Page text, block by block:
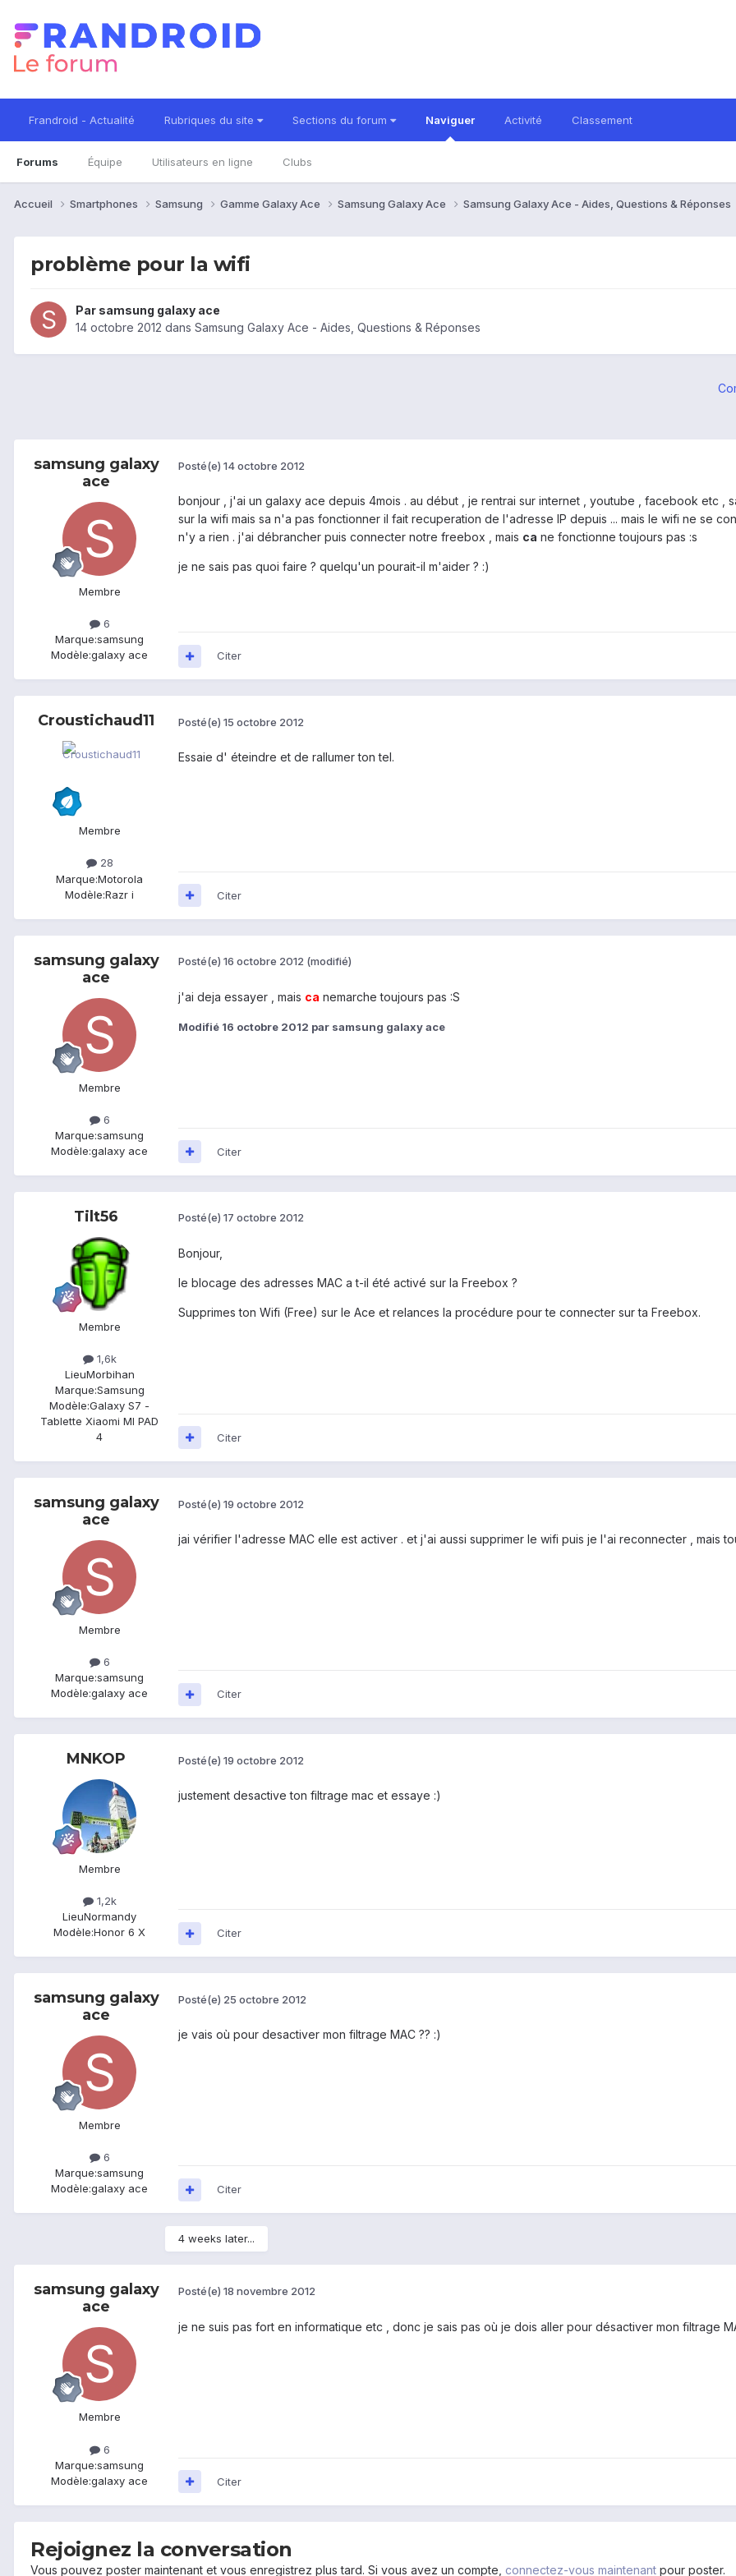
Frandroid - Actualité Rubriques du site Sections du forum Naviguer
Forums Équipe Utilisateurs en ligne Clubs
Activité Classement
Accueil Smartphones Samsung Gamme Galaxy Ace Samsung Galaxy Ace Samsung Galaxy Ace - Aides, Questions & Réponses
problème pour la wifi
Par samsung galaxy ace
14 octobre 2012 dans Samsung Galaxy Ace - Aides, Questions & Réponses
samsung galaxy
ace
Membre
6
Marque:samsung
Modèle:galaxy ace
Posté(e) 14 octobre 2012
bonjour , j'ai un galaxy ace depuis 4mois . au début , je rentrai sur internet , youtube , facebook etc ,
sur la wifi mais sa n'a pas fonctionner il fait recuperation de l'adresse IP depuis ... mais le wifi ne se
n'y a rien . j'ai débrancher puis connecter notre freebox , mais ca ne fonctionne toujours pas :s
je ne sais pas quoi faire ? quelqu'un pourait-il m'aider ? :)
Citer
Croustichaud11
Membre
28
Marque:Motorola
Modèle:Razr i
Posté(e) 15 octobre 2012
Essaie d' éteindre et de rallumer ton tel.
Citer
samsung galaxy
ace
Membre
6
Marque:samsung
Modèle:galaxy ace
Posté(e) 16 octobre 2012 (modifié)
j'ai deja essayer , mais ca nemarche toujours pas :S
Modifié 16 octobre 2012 par samsung galaxy ace
Citer
Tilt56
Membre
1,6k
LieuMorbihan
Marque:Samsung
Modèle:Galaxy S7 -
Tablette Xiaomi MI PAD
4
Posté(e) 17 octobre 2012
Bonjour,
le blocage des adresses MAC a t-il été activé sur la Freebox ?
Supprimes ton Wifi (Free) sur le Ace et relances la procédure pour te connecter sur ta Freebox.
Citer
samsung galaxy
ace
Membre
6
Marque:samsung
Modèle:galaxy ace
Posté(e) 19 octobre 2012
jai vérifier l'adresse MAC elle est activer . et j'ai aussi supprimer le wifi puis je l'ai reconnecter , mais
Citer
MNKOP
Membre
1,2k
LieuNormandy
Modèle:Honor 6 X
Posté(e) 19 octobre 2012
justement desactive ton filtrage mac et essaye :)
Citer
samsung galaxy
ace
Membre
6
Marque:samsung
Modèle:galaxy ace
Posté(e) 25 octobre 2012
je vais où pour desactiver mon filtrage MAC ?? :)
Citer
4 weeks later...
samsung galaxy
ace
Membre
6
Marque:samsung
Modèle:galaxy ace
Posté(e) 18 novembre 2012
je ne suis pas fort en informatique etc , donc je sais pas où je dois aller pour désactiver mon filtrage
Citer
Rejoignez la conversation
Vous pouvez poster maintenant et vous enregistrez plus tard. Si vous avez un compte, connectez-vous maintenant pour poster.